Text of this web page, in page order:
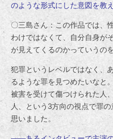
のような形式にした意図を教
〇三島さん：この作品では、
わけではなくて、自分自身が
が見えてくるのかっていうの
犯罪というレベルではなく、
るような罪を見つめたいなと
被害を受けて傷つけられた人
人、という3方向の視点で罪
思いました。